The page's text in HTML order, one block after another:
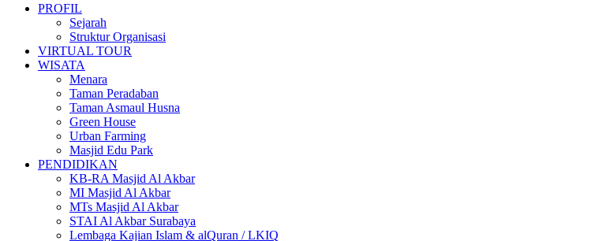
PROFIL
Sejarah
Struktur Organisasi
VIRTUAL TOUR
WISATA
Menara
Taman Peradaban
Taman Asmaul Husna
Green House
Urban Farming
Masjid Edu Park
PENDIDIKAN
KB-RA Masjid Al Akbar
MI Masjid Al Akbar
MTs Masjid Al Akbar
STAI Al Akbar Surabaya
Lembaga Kajian Islam & alQuran / LKIQ